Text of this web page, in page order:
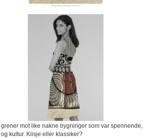
mot like nakne bygninger som var
kultur. Klisje eller klassiker?